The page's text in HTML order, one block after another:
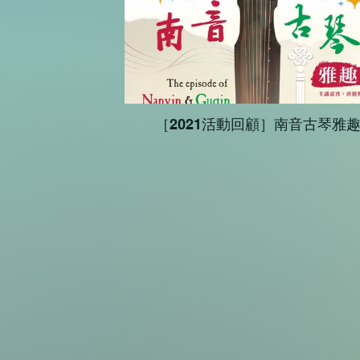
［2021活動回顧］南音古琴雅趣